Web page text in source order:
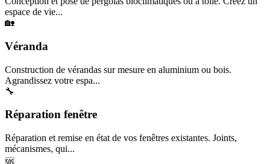
espace de vie...
🏡
Véranda
Construction de vérandas sur mesure en aluminium ou bois.
Agrandissez votre espa...
🔧
Réparation fenêtre
Réparation et remise en état de vos fenêtres existantes. Joints,
mécanismes, qui...